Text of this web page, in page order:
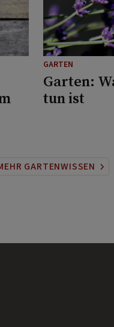
GARTEN
Garten:
tun ist
GARTENWISSEN